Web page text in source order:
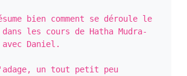
bien comment se déroule le
dans les cours de Hatha Mudra-
avec Daniel.
un tout petit peu